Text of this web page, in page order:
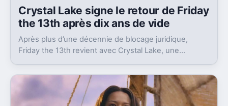
Crystal Lake signe le retour de Friday
the 13th après dix ans de vide
Après plus d’une décennie de blocage juridique,
Friday the 13th revient avec Crystal Lake, une
décor.